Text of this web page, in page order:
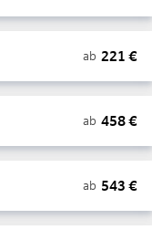
ab 221 €
ab 458€
ab 543 €